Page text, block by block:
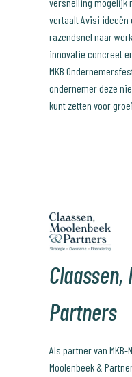
versnelling mogelijk
vertaalt Avisi ideeën
razendsnel naar
innovatie concreet
MKB
ondernemer deze
kunt zetten voor
Claassen,
Partners
Als partner van
Moolenbeek &